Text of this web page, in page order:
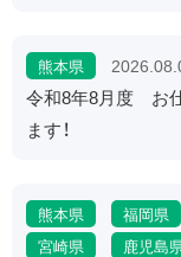
熊本県
令和8年8月度 お
ます！
熊本県 福岡県
宮崎県
鹿児島